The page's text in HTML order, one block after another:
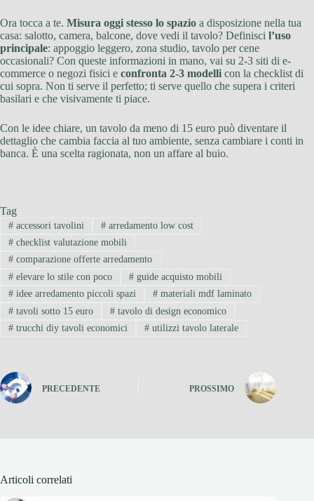
Ora tocca a te. Misura oggi stesso lo spazio a disposizione nella tua
casa: salotto, camera, balcone, dove vedi il tavolo? Definisci l’uso
principale: appoggio leggero, zona studio, tavolo per cene
occasionali? Con queste informazioni in mano, vai su 2-3 siti di e-
commerce o negozi fisici e confronta 2-3 modelli con la checklist di
cui sopra. Non ti serve il perfetto; ti serve quello che supera i criteri
basilari e che visivamente ti piace.
Con le idee chiare, un tavolo da meno di 15 euro può diventare il
dettaglio che cambia faccia al tuo ambiente, senza cambiare i conti in
banca. È una scelta ragionata, non un affare al buio.
Tag
#accessori tavolini #arredamento low cost
#checklist valutazione mobili
#comparazione offerte arredamento
#elevare lo stile con poco #guide acquisto mobili
#idee arredamento piccoli spazi #materiali mdf laminato
#tavoli sotto 15 euro #tavolo di design economico
#trucchi diy tavoli economici #utilizzi tavolo laterale
PRECEDENTE PROSSIMO
Articoli correlati